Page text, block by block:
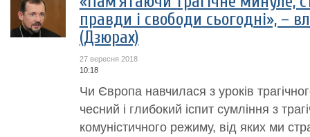
правди і свободи сьогодні», –
(Дзюрах)
27 вересня 2018
10:18
Чи Європа навчилася з уроків
чесний і глибокий іспит сумління з
комуністичного режиму, від яких ми